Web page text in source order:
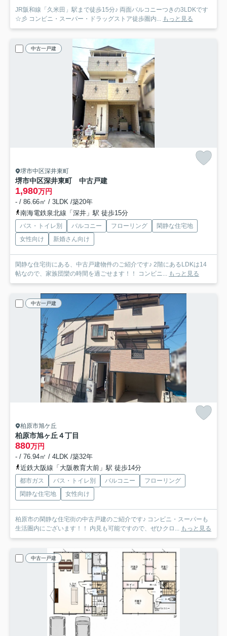
JR阪和線「久米田」駅まで徒歩15分♪ 両面バルコニーつきの3LDKです
☆彡 コンビニ・スーパー・ドラッグストア徒歩圏内... もっと見る
中古一戸建
堺市中区深井東町
堺市中区深井東町 中古戸建
1,980万円
- / 86.66㎡ / 3LDK /築20年
南海電鉄泉北線「深井」駅 徒歩15分
バス・トイレ別 バルコニー フローリング
閑静な住宅地
女性向け
新婚さん向け
閑静な住宅街にある、中古戸建物件のご紹介です♪ 2階にあるLDKは14
帖なので、家族団欒の時間を過ごせます！！ コンビニ... もっと見る
中古一戸建
柏原市旭ケ丘
柏原市旭ヶ丘４丁目
880万円
- / 76.94㎡ / 4LDK /築32年
近鉄大阪線「大阪教育大前」駅 徒歩14分
都市ガス バス・トイレ別 バルコニー
フローリング
閑静な住宅地
女性向け
柏原市の閑静な住宅街の中古戸建のご紹介です♪ コンビニ・スーパーも
生活圏内にございます！！ 内見も可能ですので、ぜひクロ... もっと見る
中古一戸建